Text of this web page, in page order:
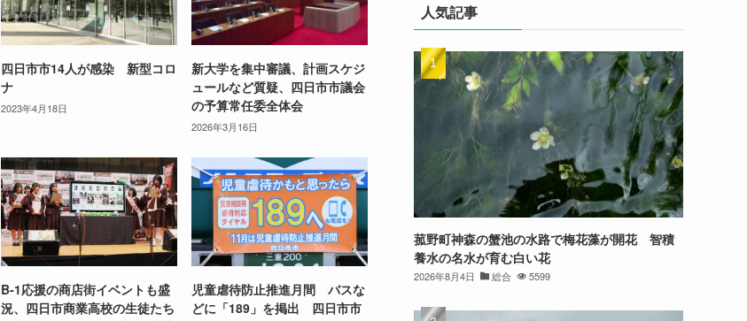
四日市市14人が感染 新型コロ
ナ
2023年4月18日
新大学を集中審議、計画スケジ
ュールなど質疑、四日市市議会
の予算常任委全体会
2026年3月16日
B-1応援の商店街イベントも盛
況、四日市商業高校の生徒たち
児童虐待防止推進月間 バスな
どに「189」を掲出 四日市市
人気記事
菰野町神森の蟹池の水路で梅花藻が開花 智積
養水の名水が育む白い花
2026年8月4日 総合 5599